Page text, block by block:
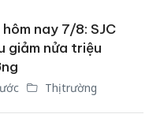
nay 7/8: SJC
giảm nửa triệu
Thị trường